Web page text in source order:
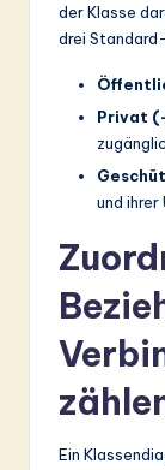
der Klasse
drei
Privat
und ihrer
Ein